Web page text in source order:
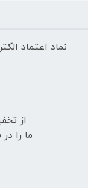
نماد اعتماد
از
ما را